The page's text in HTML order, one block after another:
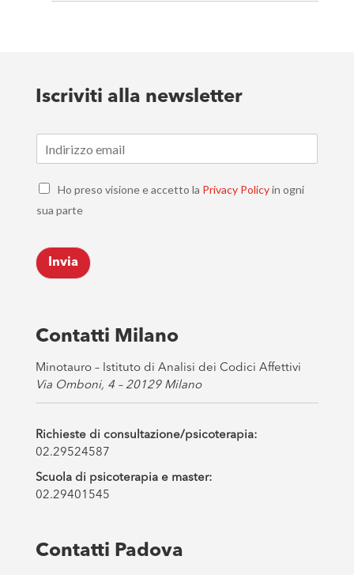
Iscriviti alla newsletter
m
C
e
k
b
o
s
*
Ho preso visione e accetto la Privacy Policyin ogni
sua parte
Invia
Contatti Milano
Minotauro – Istituto di Analisi dei Codici Affettivi
Via Omboni, 4 – 20129 Milano
Richieste di consultazione/psicoterapia:
02.29524587
Scuola di psicoterapia e master:
02.29401545
Contatti Padova